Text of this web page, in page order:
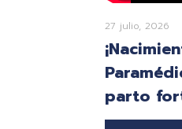
27 julio, 2026
parto